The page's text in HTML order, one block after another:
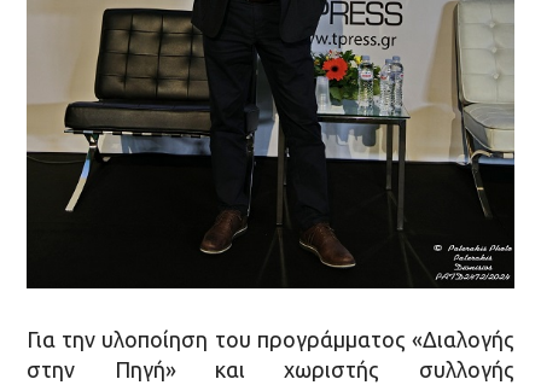
Για την υλοποίηση του προγράμματος «Διαλογής
στην Πηγή» και χωριστής συλλογής